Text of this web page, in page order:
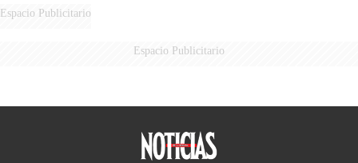
Espacio Publicitario
Espacio Publicitario